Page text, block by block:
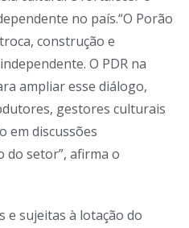
no país.“O Porão
construção e
O PDR na
ampliar esse diálogo,
gestores culturais
em discussões
setor”, afirma o
e sujeitas à lotação do